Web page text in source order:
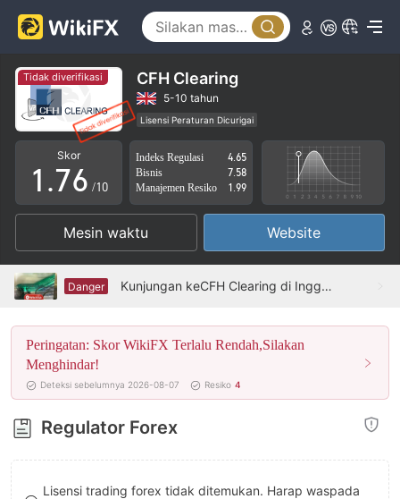
Tidak diverifikasi CFH Clearing
5-10 tahun
Lisensi Peraturan Dicurigai
Lingkup Bisnis Mencurigakan
Potensi risiko tinggi
Skor
0
1
2
3
4
5
6
7
8
9
.
3
4
5
6
7
8
9
2
3
4
5
6
7
8
9
/10
Indeks Regulasi
4.65
Bisnis
7.58
Manajemen Resiko
1.99
Mesin waktu Website
Danger Kunjungan keCFH Clearing di Inggris -- Finding No Office
Peringatan: Skor WikiFX Terlalu Rendah,Silakan
Menghindar!
Deteksi sebelumnya 2026-08-07 Resiko 4
Regulator Forex
Lisensi trading forex tidak ditemukan. Harap waspada